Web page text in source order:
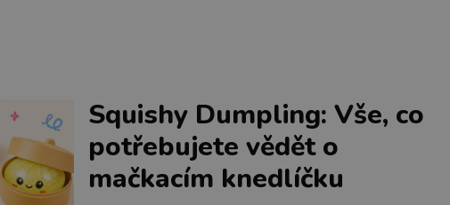
Squishy Dumpling: Vše, co
potřebujete vědět o
mačkacím knedlíčku